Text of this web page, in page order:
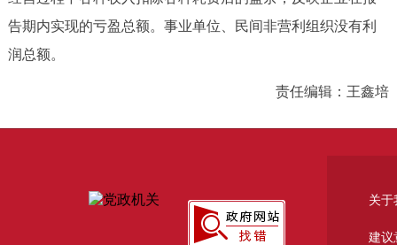
告期内实现的亏盈总额。事业单位、民间非营利组织没有利
润总额。
责任编辑：王鑫培
关于
建议